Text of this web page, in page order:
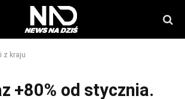
z kraju
+80% od stycznia.